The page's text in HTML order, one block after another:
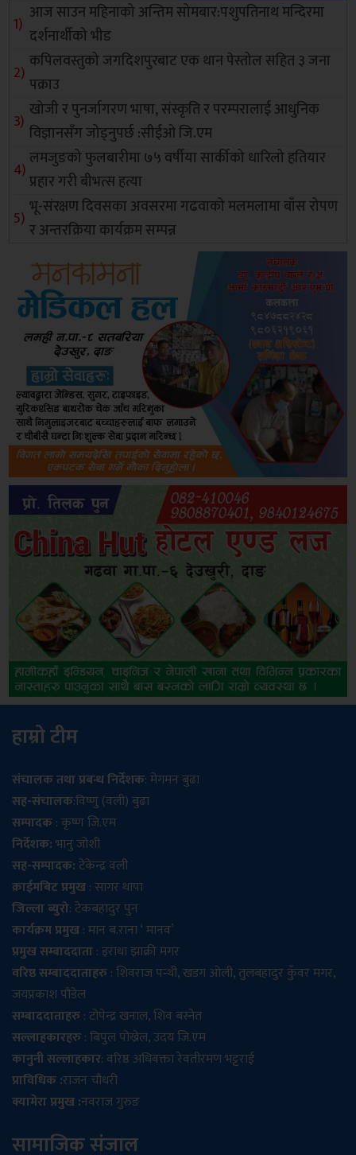
आज साउन महिनाको अन्तिम सोमबार:पशुपतिनाथ मन्दिरमा
दर्शनार्थीको भीड
कपिलवस्तुको जगदिशपुरबाट एक थान पेस्तोल सहित ३ जना
पक्राउ
खोजी र पुनर्जागरण भाषा, संस्कृति र परम्परालाई आधुनिक
विज्ञानसँग जोड्नुपर्छ :सीईओ जि.एम
लमजुङको फुलबारीमा ७५ वर्षीया सार्कीको धारिलो हतियार
प्रहार गरी बीभत्स हत्या
भू-संरक्षण दिवसका अवसरमा गढवाको मलमलामा बाँस रोपण
र अन्तरक्रिया कार्यक्रम सम्पन्न
हाम्रो टीम
संचालक तथा प्रबन्ध निर्देशक: मेगमन बुढा
सह-संचालक:विष्णु (वली) बुढा
सम्पादक: कृष्ण जि.एम
निर्देशक:भानु जोशी
सह-सम्पादक:टेकेन्द्र वली
क्राईमबिट प्रमुख: सागर थापा
जिल्ला ब्युरो: टेकबहादुर पुन
कार्यक्रम प्रमुख: मान ब.राना ‘ मानव’
प्रमुख सम्बाददाता: इराधा झाक्री मगर
वरिष्ठ सम्बाददाताहरु: शिवराज पन्थी, खडग ओली, तुलबहादुर कुँवर मगर,
जयप्रकाश पौडेल
सम्बाददाताहरु: टोपेन्द्र खनाल, शिव बस्नेत
सल्लाहकारहरु: बिपुल पोख्रेल, उदय जि.एम
कानुनी सल्लाहकार: वरिष्ठ अधिवक्ता रेवतीरमण भट्टराई
प्राविधिक :राजन चौधरी
क्यामेरा प्रमुख :नवराज गुरुङ
सामाजिक संजाल